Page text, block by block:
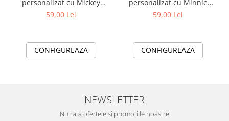
personalizat cu Mickey
Mouse O sa fiu frate mai
59,00 Lei
CONFIGUREAZA
personalizat cu Minnie
Mouse TAMM1012.1
59,00 Lei
CONFIGUREAZA
NEWSLETTER
Nu rata ofertele si promotiile noastre